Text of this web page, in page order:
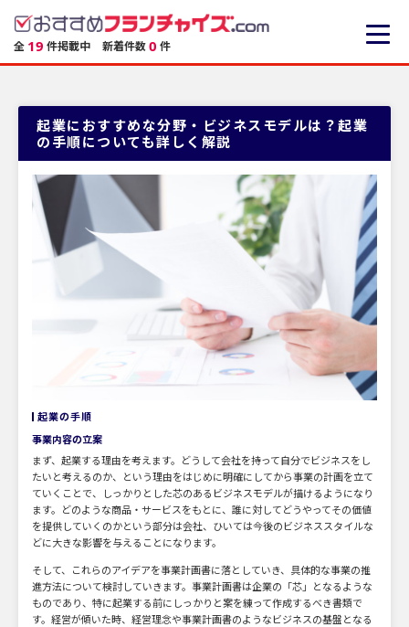
全 19 件掲載中 新着件数0 件
起業におすすめな分野・ビジネスモデルは？起業
の手順についても詳しく解説
起業の手順
事業内容の立案
まず、起業する理由を考えます。どうして会社を持って自分でビジネスをし
たいと考えるのか、という理由をはじめに明確にしてから事業の計画を立て
ていくことで、しっかりとした芯のあるビジネスモデルが描けるようになり
ます。どのような商品・サービスをもとに、誰に対してどうやってその価値
を提供していくのかという部分は会社、ひいては今後のビジネススタイルな
どに大きな影響を与えることになります。
そして、これらのアイデアを事業計画書に落としていき、具体的な事業の推
進方法について検討していきます。事業計画書は企業の「芯」となるような
ものであり、特に起業する前にしっかりと案を練って作成するべき書類で
す。経営が傾いた時、経営理念や事業計画書のようなビジネスの基盤となる